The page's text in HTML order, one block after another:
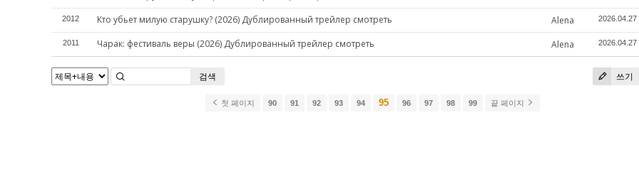
2012 Кто убьет милую старушку? (2026) Дублированный трейлер смотреть Alena 2026.04.27
2011 Чарак: фестиваль веры (2026) Дублированный трейлер смотреть Alena 2026.04.27
쓰기
검색
첫 페이지 90 91 92 93 94 95 96 97 98 99 끝 페이지